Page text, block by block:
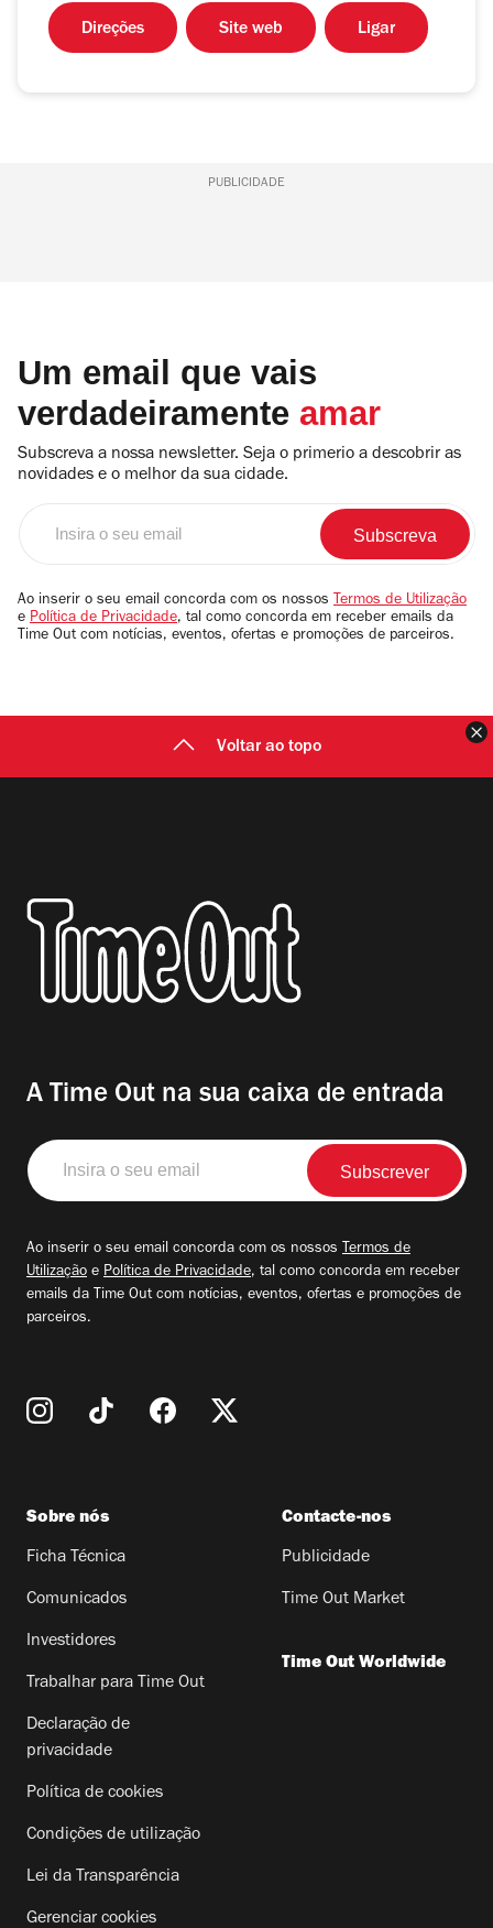
Direções Site web Ligar
PUBLICIDADE
Um email que vais
verdadeiramente amar
Subscreva a nossa newsletter. Seja o primerio a descobrir as
novidades e o melhor da sua cidade.
email
Ao inserir o seu email concorda com os nossos Termos de Utilização
e Política de Privacidade, tal como concorda em receber emails da
Time Out com notícias, eventos, ofertas e promoções de parceiros.
Voltar ao topo
A Time Out na sua caixa de entrada
Insira
o
seu
Ao inserir o seu email concorda com os nossos Termos de
Utilização e Política de Privacidade, tal como concorda em receber
emails da Time Out com notícias, eventos, ofertas e promoções de
parceiros.
Sobre nós
Ficha Técnica
Comunicados
Investidores
Trabalhar para Time Out
Declaração de
privacidade
Política de cookies
Condições de utilização
Lei da Transparência
Gerenciar cookies
Contacte-nos
Publicidade
Time Out Market
Time Out Worldwide